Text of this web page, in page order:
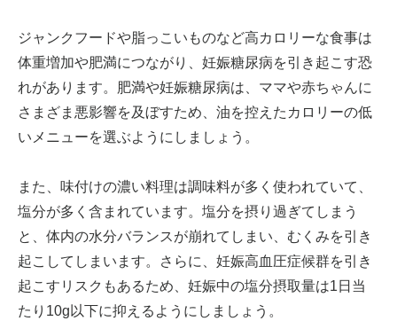
ジャンクフードや脂っこいものなど高カロリーな食事は
体重増加や肥満につながり、妊娠糖尿病を引き起こす恐
れがあります。肥満や妊娠糖尿病は、ママや赤ちゃんに
さまざま悪影響を及ぼすため、油を控えたカロリーの低
いメニューを選ぶようにしましょう。
また、味付けの濃い料理は調味料が多く使われていて、
塩分が多く含まれています。塩分を摂り過ぎてしまう
と、体内の水分バランスが崩れてしまい、むくみを引き
起こしてしまいます。さらに、妊娠高血圧症候群を引き
起こすリスクもあるため、妊娠中の塩分摂取量は1日当
たり10g以下に抑えるようにしましょう。